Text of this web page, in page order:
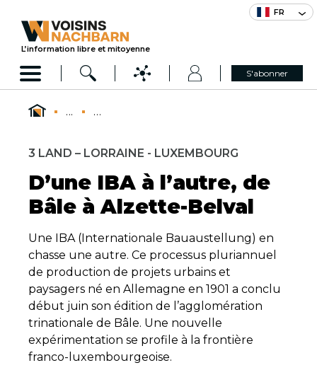
FR
L’information libre et mitoyenne
S'abonner
... ...
3 LAND – LORRAINE - LUXEMBOURG
D’une IBA à l’autre, de
Bâle à Alzette-Belval
Une IBA (Internationale Bauaustellung) en
chasse une autre. Ce processus pluriannuel
de production de projets urbains et
paysagers né en Allemagne en 1901 a conclu
début juin son édition de l’agglomération
trinationale de Bâle. Une nouvelle
expérimentation se profile à la frontière
franco-luxembourgeoise.